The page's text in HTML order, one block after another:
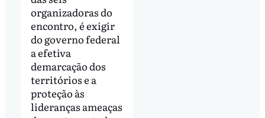
organizadoras do
encontro, é exigir
do governo federal
a efetiva
demarcação dos
territórios e a
proteção às
lideranças ameaças